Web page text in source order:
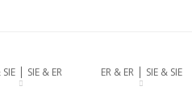
aus
SIE ⎪ SIE & ER ER & ER ⎪ SIE & SIE